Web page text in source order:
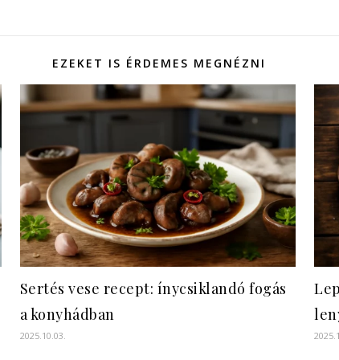
EZEKET IS ÉRDEMES MEGNÉZNI
Sertés vese recept: ínycsiklandó fogás
a konyhádban
2025.10.03.